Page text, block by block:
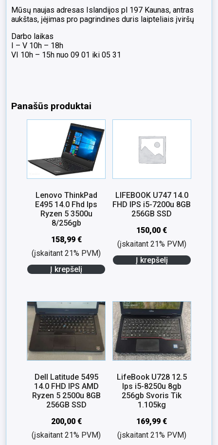
Mūsų naujas adresas Islandijos pl 197 Kaunas, antras
aukštas, įėjimas pro pagrindines duris laipteliais įviršų
Darbo laikas
I – V 10h – 18h
VI 10h – 15h nuo 09 01 iki 05 31
Panašūs produktai
Lenovo ThinkPad
E495 14.0 Fhd Ips
Ryzen 5 3500u
8/256gb
158,99 €
(įskaitant 21% PVM)
Į krepšelį
LIFEBOOK U747 14.0
FHD IPS i5-7200u 8GB
256GB SSD
150,00€
(įskaitant 21% PVM)
Į krepšelį
Dell Latitude 5495
14.0 FHD IPS AMD
Ryzen 5 2500u 8GB
256GB SSD
200,00 €
(įskaitant 21% PVM)
LifeBook U728 12.5
Ips i5-8250u 8gb
256gb Svoris Tik
1.105kg
169,99€
(įskaitant 21% PVM)